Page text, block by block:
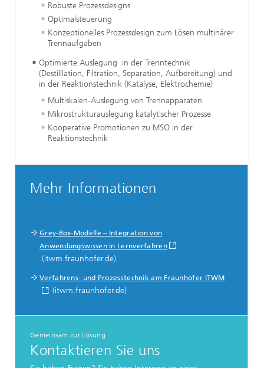
Robuste Prozessdesigns
Optimalsteuerung
Konzeptionelles Prozessdesign zum Lösen multinärer
Trennaufgaben
Optimierte Auslegung in der Trenntechnik
(Destilllation, Filtration, Separation, Aufbereitung) und
in der Reaktionstechnik (Katalyse, Elektrochemie)
Multiskalen-Auslegung von Trennapparaten
Mikrostrukturauslegung katalytischer Prozesse
Kooperative Promotionen zu MSO in der
Reaktionstechnik
Mehr Informationen
Grey-Box-Modelle – Integration von
Anwendungswissen in Lernverfahren
(itwm.fraunhofer.de)
Verfahrens- und Prozesstechnik am Fraunhofer ITWM
(itwm.fraunhofer.de)
Gemeinsam zur Lösung
Kontaktieren Sie uns